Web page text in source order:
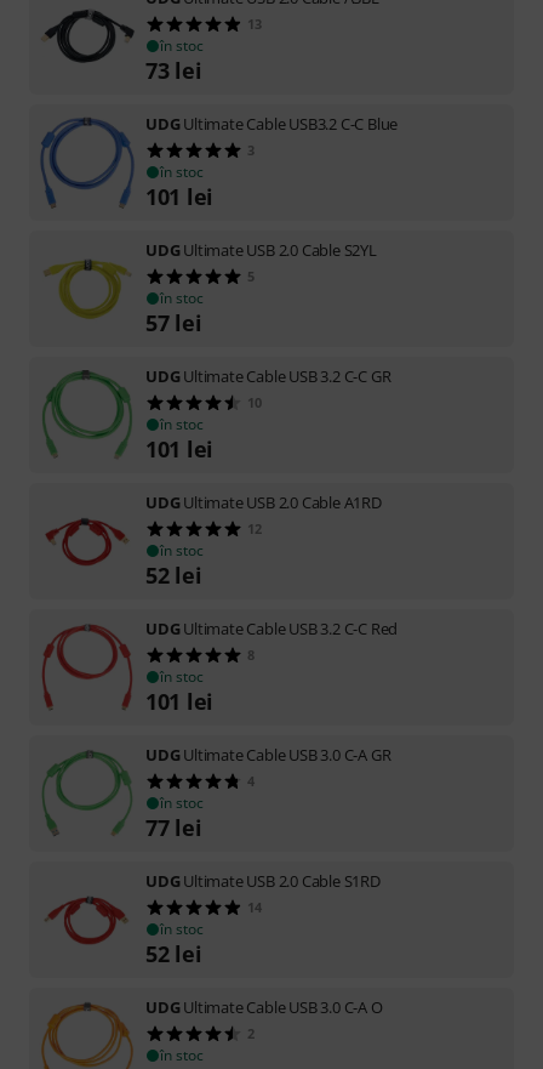
13
în stoc
73 lei
UDGUltimate Cable USB3.2 C-C Blue
3
în stoc
101 lei
UDGUltimate USB 2.0 Cable S2YL
5
în stoc
57 lei
UDGUltimate Cable USB 3.2 C-C GR
10
în stoc
101 lei
UDGUltimate USB 2.0 Cable A1RD
12
în stoc
52 lei
UDGUltimate Cable USB 3.2 C-C Red
8
în stoc
101 lei
UDGUltimate Cable USB 3.0 C-A GR
4
în stoc
77 lei
UDGUltimate USB 2.0 Cable S1RD
14
în stoc
52 lei
UDGUltimate Cable USB 3.0 C-A O
2
în stoc